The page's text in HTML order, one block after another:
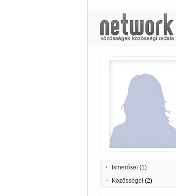
Ismerősei (1)
Közösségei (2)